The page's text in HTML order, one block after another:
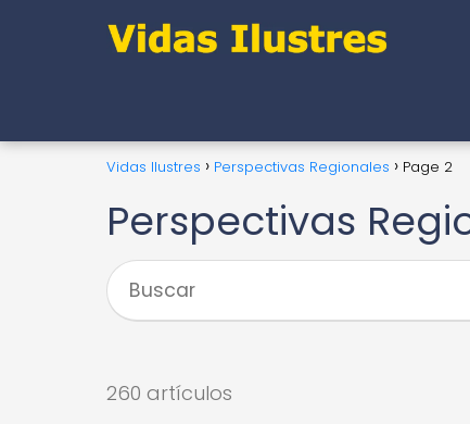
Vidas Ilustres Perspectivas Regionales Page 2
Perspectivas
260 artículos